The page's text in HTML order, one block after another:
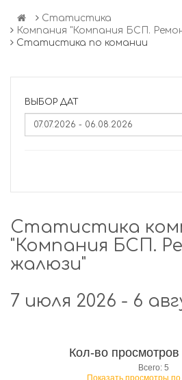
Статистика
Компания "Компания БСП.
Статистика по комании
ВЫБОР ДАТ
Статистика
"Компания БСП.
жалюзи"
7 июля 2026 - 6
Кол-во
Всего: 5
Показать просмотры